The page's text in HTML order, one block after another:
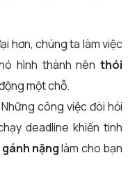
hơn, chúng ta làm việc
hình thành nên thói
một chỗ.
Những công việc đòi hỏi
deadline khiến tinh
nặnglàm cho bạn